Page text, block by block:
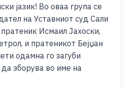
јазик! Во оваа група се
на Уставниот суд Сали
Исмаил Јахоски,
и пратеникот Бејџан
одамна го загуби
зборува во име на